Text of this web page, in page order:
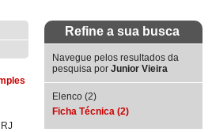
RJ
Refine a sua busca
Navegue pelos resultados da
pesquisa por Junior Vieira
Elenco (2)
Ficha Técnica (2)